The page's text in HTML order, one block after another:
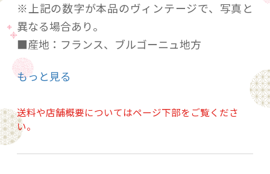
※上記の数字が本品のヴィンテージで、写真と
異なる場合あり。
■産地：フランス、ブルゴーニュ地方
■アペラシオン：アロース・コルトン
■生産者：メゾン・アン・ベル・リー
■説明：シュタイナーに傾倒し、52才でワイン
の世界に転身したピエール フナルが2009年に興
したドメーヌ。心地良い果実味と自然派ならで
もっと見る
送料や店舗概要についてはページ下部をご覧くださ
い。